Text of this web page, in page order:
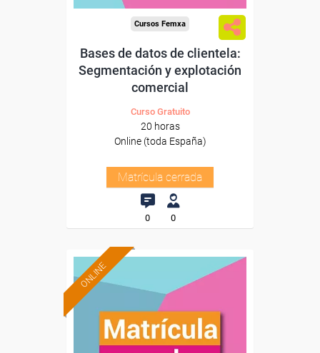
Cursos Femxa
Bases de datos de clientela:
Segmentación y explotación
comercial
Curso Gratuito
20 horas
Online (toda España)
Matrícula cerrada
0 0
ONLINE